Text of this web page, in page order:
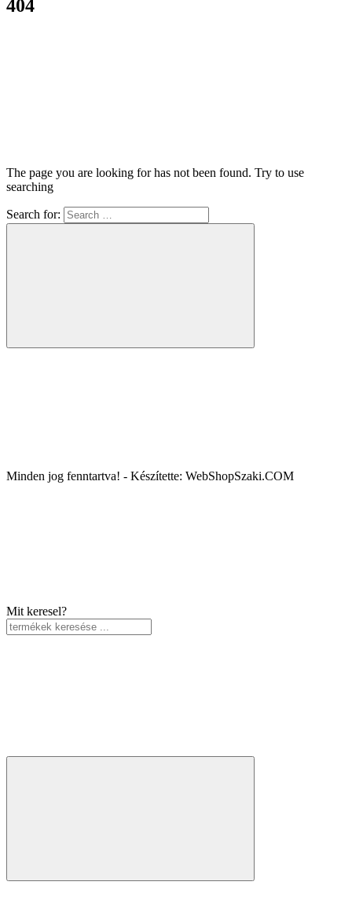
404
The page you are looking for has not been found. Try to use
searching
Search for:
Minden jog fenntartva! - Készítette: WebShopSzaki.COM
Mit keresel?